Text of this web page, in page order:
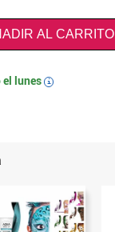
AL CARRITO
el lunes i